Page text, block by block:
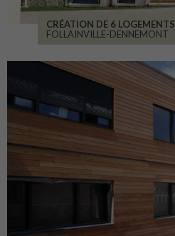
CRÉATION DE 6 LOGEMENTS
FOLLAINVILLE-DENNEMONT